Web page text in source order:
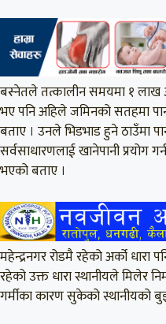
बस्नेतले तत्कालीन समयमा १ लाख
भए पनि अहिले जमिनको सतहमा
बताए । उनले भिडभाड हुने ठाउँमा
सर्वसाधारणलाई खानेपानी प्रयोग
भएको बताए ।
महेन्द्रनगर रोडमै रहेको अर्को
रहेको उक्त धारा स्थानीयले मिलेर
गर्मीका कारण सुकेको स्थानीयको